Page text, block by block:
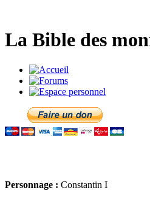
La Bible des
Personnage : Constantin I